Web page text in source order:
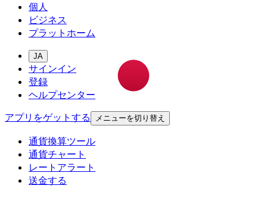
個人
ビジネス
プラットホーム
JA
サインイン
登録
ヘルプセンター
アプリをゲットする
メニューを切り替え
通貨換算ツール
通貨チャート
レートアラート
送金する